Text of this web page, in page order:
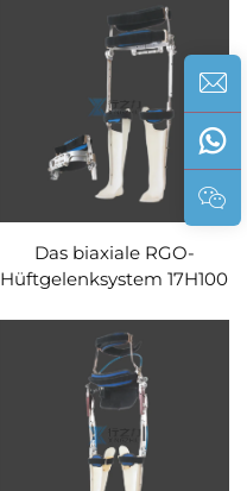
Das biaxiale RGO-
Hüftgelenksystem 17H100